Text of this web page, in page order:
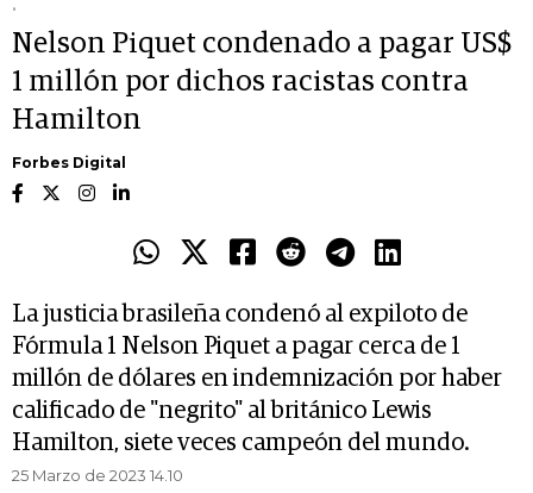
.
Nelson Piquet condenado a pagar US$
1 millón por dichos racistas contra
Hamilton
Forbes Digital
La justicia brasileña condenó al expiloto de
Fórmula 1 Nelson Piquet a pagar cerca de 1
millón de dólares en indemnización por haber
calificado de "negrito" al británico Lewis
Hamilton, siete veces campeón del mundo.
25 Marzo de 2023 14.10